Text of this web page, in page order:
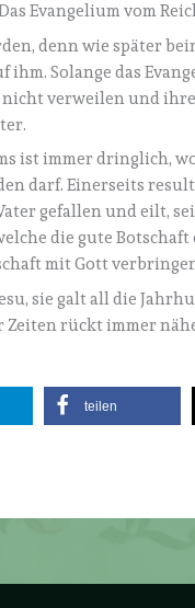
Evangelium vom
denn wie später
ihm. Solange das
verweilen und
ist immer dringlich,
darf. Einerseits
gefallen und eilt,
die gute
mit Gott
sie galt all die
Zeiten rückt immer
teilen